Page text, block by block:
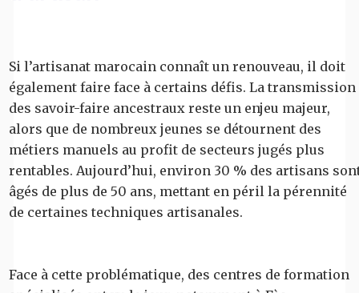
Si l’artisanat marocain connaît un renouveau, il doit
également faire face à certains défis. La transmission
des savoir-faire ancestraux reste un enjeu majeur,
alors que de nombreux jeunes se détournent des
métiers manuels au profit de secteurs jugés plus
rentables. Aujourd’hui, environ 30 % des artisans
âgés de plus de 50 ans, mettant en péril la pérennité
de certaines techniques artisanales.
Face à cette problématique, des centres de formation